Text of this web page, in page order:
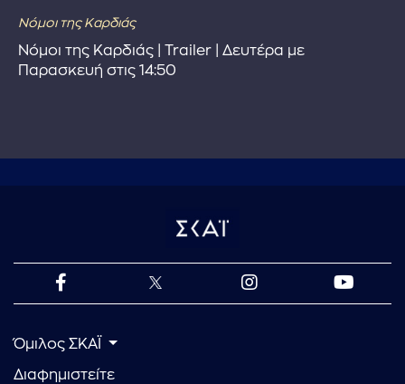
Νόμοι της Καρδιάς
Νόμοι της Καρδιάς | Trailer | Δευτέρα με
Παρασκευή στις 14:50
Όμιλος ΣΚΑΪ
Διαφημιστείτε